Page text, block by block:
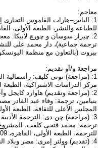
معاجم:
1: الياس–هاراب القاموس التجارى
للطباعة والنشر، الطبعة الأولى، القاهرة، 1996، [عن
2: چيرار سوسان و چورچ لابيكا:
ترجمة جماعية)، دار محمد على
بيروت (بالتعاون مع منظمة اليونسكو)، الطبعة
مراجعة و/أو تقديم:
1: (مراجعة) تونى كليف: رأسمالية
مركز الدراسات الاشتراكية، الطبعة الأولى،
2: (مراجعة وتقديم) هاوارد
بنيامين، ترجمة: وفاء عبد القادر
المجلس الأعلى للثقافة، الطبعة الأولى، القاهرة،
3: (مراجعة) چن دى: الترجمة
ترجمة: محمد فتحى كلفت، المشروع
للترجمة، الطبعة الأولى، القاهرة، 2009، [عن الإنجليزية].
4: (تقديم) وولتر إمرى: مصر وبلاد